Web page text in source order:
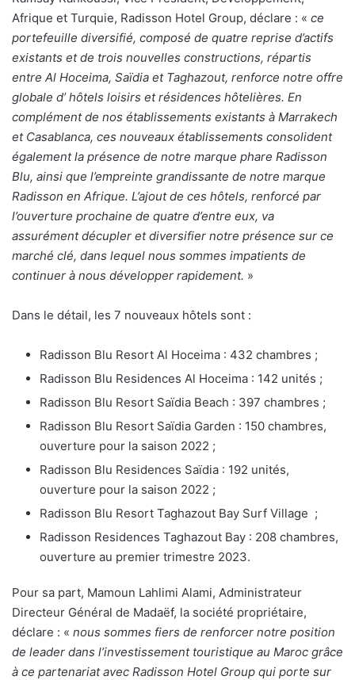
Afrique et Turquie, Radisson Hotel Group, déclare : « ce
portefeuille diversifié, composé de quatre reprise d’actifs
existants et de trois nouvelles constructions, répartis
entre Al Hoceima, Saïdia et Taghazout, renforce notre offre
globale d’ hôtels loisirs et résidences hôtelières. En
complément de nos établissements existants à Marrakech
et Casablanca, ces nouveaux établissements consolident
également la présence de notre marque phare Radisson
Blu, ainsi que l’empreinte grandissante de notre marque
Radisson en Afrique. L’ajout de ces hôtels, renforcé par
l’ouverture prochaine de quatre d’entre eux, va
assurément décupler et diversifier notre présence sur ce
marché clé, dans lequel nous sommes impatients de
continuer à nous développer rapidement. »
Dans le détail, les 7 nouveaux hôtels sont :
Radisson Blu Resort Al Hoceima : 432 chambres ;
Radisson Blu Residences Al Hoceima : 142 unités ;
Radisson Blu Resort Saïdia Beach : 397 chambres ;
Radisson Blu Resort Saïdia Garden : 150 chambres,
ouverture pour la saison 2022 ;
Radisson Blu Residences Saïdia : 192 unités,
ouverture pour la saison 2022 ;
Radisson Blu Resort Taghazout Bay Surf Village ;
Radisson Residences Taghazout Bay : 208 chambres,
ouverture au premier trimestre 2023.
Pour sa part, Mamoun Lahlimi Alami, Administrateur
Directeur Général de Madaëf, la société propriétaire,
déclare : « nous sommes fiers de renforcer notre position
de leader dans l’investissement touristique au Maroc grâce
à ce partenariat avec Radisson Hotel Group qui porte sur